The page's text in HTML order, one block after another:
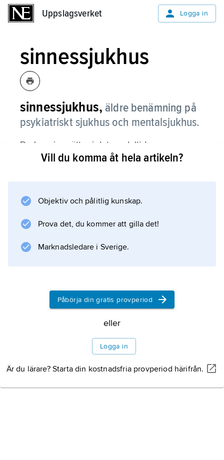
Uppslagsverket Logga in
sinnessjukhus
sinnessjukhus, äldre benämning på
psykiatriskt sjukhus och mentalsjukhus.
De har sina rötter i det medeltida
hospitalväsendet men uppstod som egentliga
sjukhuset för sinnessjuka i Vadstena 1826,
som var byggt för ändamålet, nuvarande
talet inleddes en snabb expansion
Information om artikeln
Vill du komma åt hela artikeln?
Objektiv och pålitlig kunskap.
Prova det, du kommer att gilla det!
Marknadsledare i Sverige.
Påbörja din gratis provperiod
eller
Logga in
Är du lärare? Starta din kostnadsfria provperiod härifrån.